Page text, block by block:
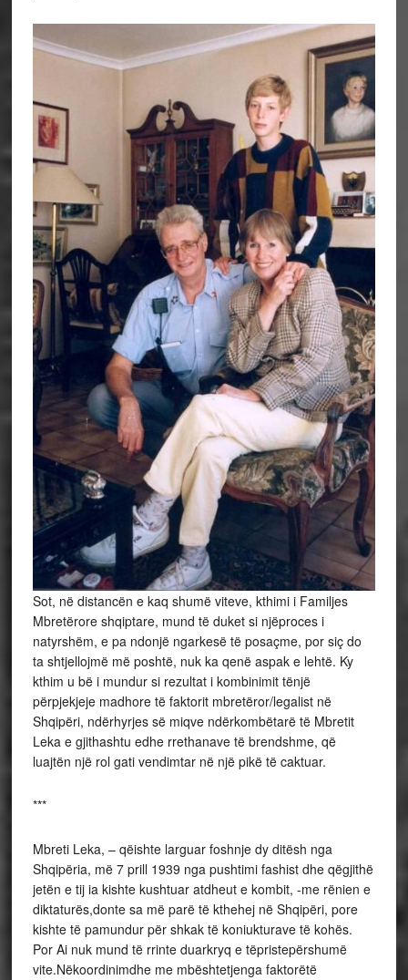
Sot, në distancën e kaq shumë viteve, kthimi i Familjes
Mbretërore shqiptare, mund të duket si njëproces i
natyrshëm, e pa ndonjë ngarkesë të posaçme, por siç do
ta shtjellojmë më poshtë, nuk ka qenë aspak e lehtë. Ky
kthim u bë i mundur si rezultat i kombinimit tënjë
përpjekjeje madhore të faktorit mbretëror/legalist në
Shqipëri, ndërhyrjes së miqve ndërkombëtarë të Mbretit
Leka e gjithashtu edhe rrethanave të brendshme, që
luajtën një rol gati vendimtar në një pikë të caktuar.
***
Mbreti Leka, – qëishte larguar foshnje dy ditësh nga
Shqipëria, më 7 prill 1939 nga pushtimi fashist dhe qëgjithë
jetën e tij ia kishte kushtuar atdheut e kombit, -me rënien e
diktaturës,donte sa më parë të kthehej në Shqipëri, pore
kishte të pamundur për shkak të koniukturave të kohës.
Por Ai nuk mund të rrinte duarkryq e tëpristepërshumë
vite.Nëkoordinimdhe me mbështetjenga faktorëtë